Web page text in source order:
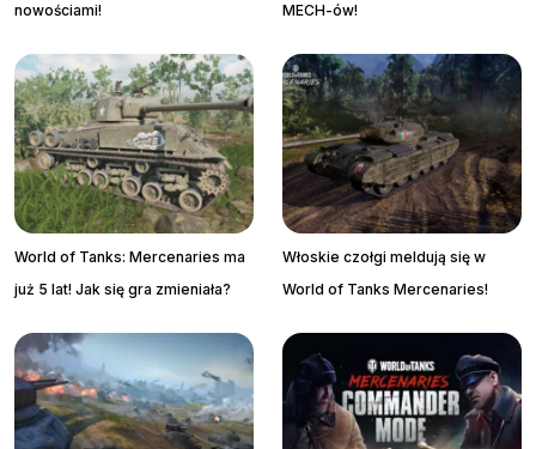
nowościami!
MECH-ów!
World of Tanks: Mercenaries ma
już 5 lat! Jak się gra zmieniała?
Włoskie czołgi meldują się w
World of Tanks Mercenaries!